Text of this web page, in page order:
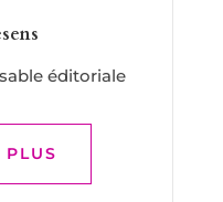
éditoriale
PLUS